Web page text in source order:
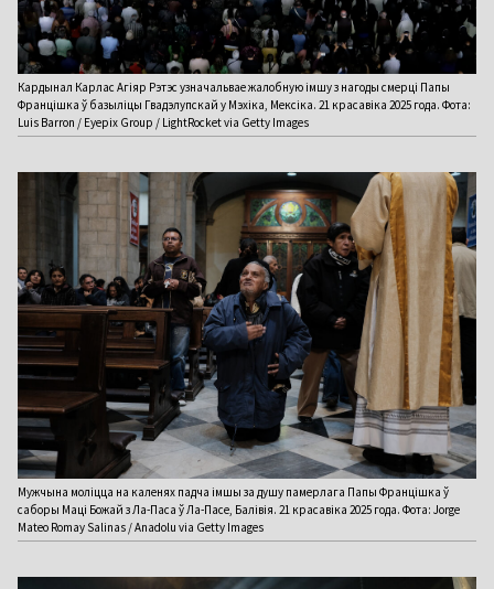
Кардынал Карлас Агіяр Рэтэс узначальвае жалобную імшу з нагоды смерці Папы
Францішка ў базыліцы Гвадэлупскай у Мэхіка, Мексіка. 21 красавіка 2025 года. Фота:
Luis Barron / Eyepix Group / LightRocket via Getty Images
Мужчына моліцца на каленях падча імшы за душу памерлага Папы Францішка ў
саборы Маці Божай з Ла-Паса ў Ла-Пасе, Балівія. 21 красавіка 2025 года. Фота: Jorge
Mateo Romay Salinas / Anadolu via Getty Images